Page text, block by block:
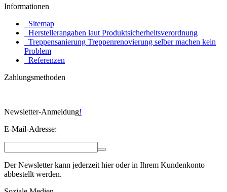
Informationen
Sitemap
Herstellerangaben laut Produktsicherheitsverordnung
Treppensanierung Treppenrenovierung selber machen kein
Problem
Referenzen
Zahlungsmethoden
Newsletter-Anmeldung!
E-Mail-Adresse:
Der Newsletter kann jederzeit hier oder in Ihrem Kundenkonto
abbestellt werden.